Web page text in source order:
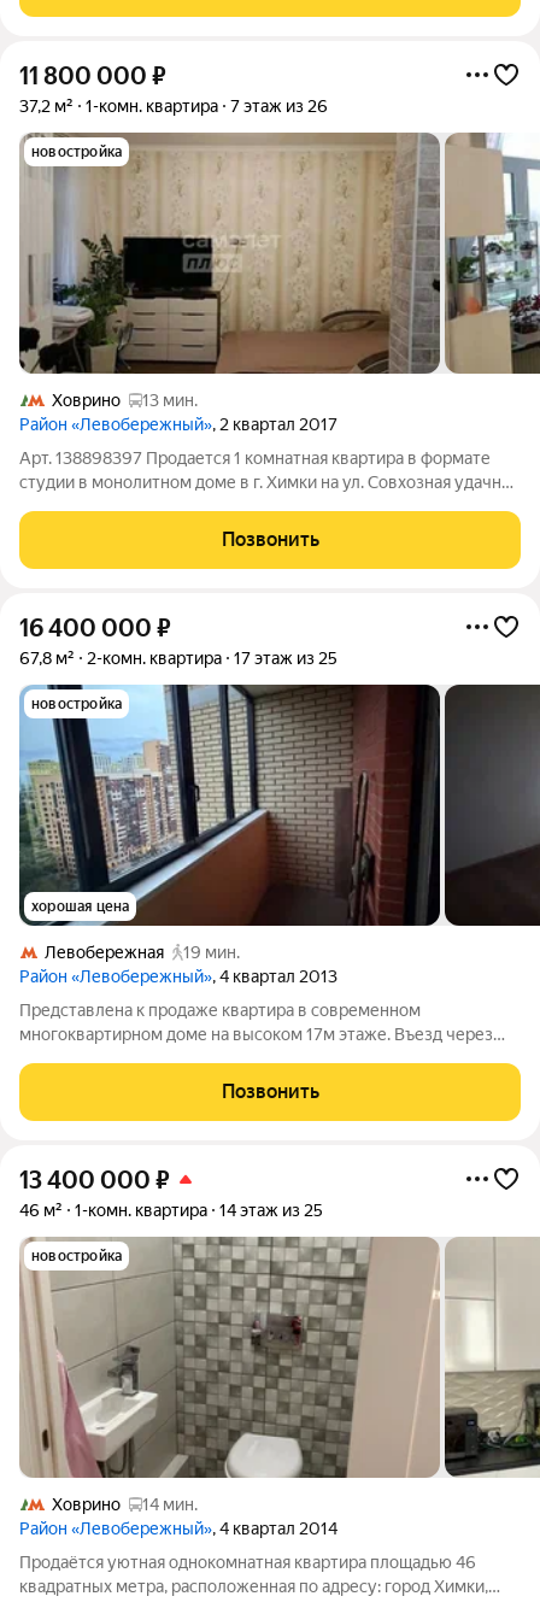
11 800 000 ₽
37,2 м² 1-комн. квартира 7 этаж из 26
новостройка
Ховрино
13 мин.
Район «Левобережный», 2 квартал 2017
Арт. 138898397 Продается 1 комнатная квартира в формате
студии в монолитном доме в г. Химки на ул. Совхозная удачное
Стоимость 11 800 000 руб., альтернативная продажа, все
документы готовы,
Позвонить
16 400 000 ₽
67,8 м² 2-комн. квартира 17 этаж из 25
новостройка
хорошая цена
Левобережная
19 мин.
Район «Левобережный», 4 квартал 2013
Представлена к продаже квартира в современном
многоквартирном доме на высоком 17м этаже. Въезд через
проживанию. Чистая, светлая. Право собственности: ДКП
более 5 лет, 2 взрослых собственника, никто не
Позвонить
13 400 000 ₽
46 м² 1-комн. квартира 14 этаж из 25
новостройка
Ховрино
14 мин.
Район «Левобережный», 4 квартал 2014
Продаётся уютная однокомнатная квартира площадью 46
квадратных метра, расположенная по адресу: город Химки,